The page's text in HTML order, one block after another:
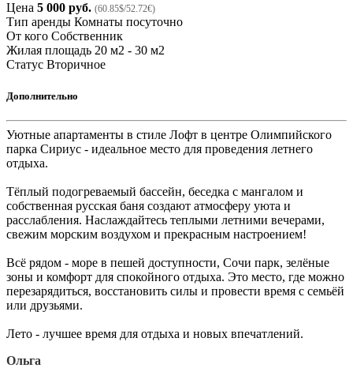
Цена 5 000 руб. (60.85$/52.72€)
Тип аренды Комнаты посуточно
От кого Собственник
Жилая площадь 20 м2 - 30 м2
Статус Вторичное
Дополнительно
Уютные апартаменты в стиле Лофт в центре Олимпийского
парка Сириус - идеальное место для проведения летнего
отдыха.
Тёплый подогреваемый бассейн, беседка с мангалом и
собственная русская баня создают атмосферу уюта и
расслабления. Наслаждайтесь теплыми летними вечерами,
свежим морским воздухом и прекрасным настроением!
Всё рядом - море в пешей доступности, Сочи парк, зелёные
зоны и комфорт для спокойного отдыха. Это место, где можно
перезарядиться, восстановить силы и провести время с семьёй
или друзьями.
Лето - лучшее время для отдыха и новых впечатлений.
Ольга